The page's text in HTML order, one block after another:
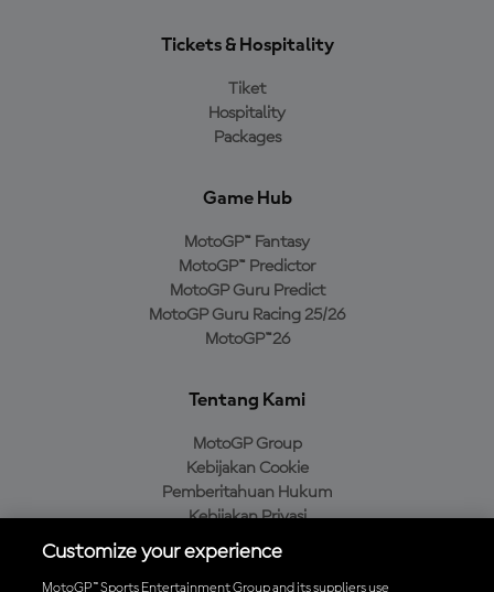
Tickets & Hospitality
Tiket
Hospitality
Packages
Game Hub
MotoGP™ Fantasy
MotoGP™ Predictor
MotoGP Guru Predict
MotoGP Guru Racing 25/26
MotoGP™26
Tentang Kami
MotoGP Group
Kebijakan Cookie
Pemberitahuan Hukum
Kebijakan Privasi
Kebijakan Pembelian
Customize your experience
MotoGP™ Sports Entertainment Group and its suppliers use